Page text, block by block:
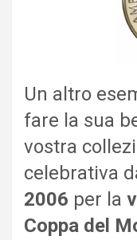
Un altro
fare la sua
vostra
celebrativa
2006 per la
Coppa del